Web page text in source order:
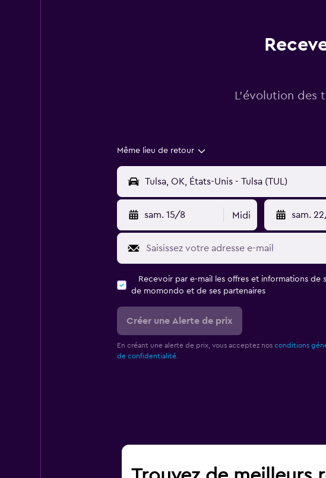
L’évolution
Même lieu de retour
sam. 15/8 Midi sam.
Recevoir par e-mail les offres et informations de
de momondo et de ses partenaires
Créer une Alerte de prix
En créant une alerte de prix, vous acceptez nos conditions
de confidentialité.